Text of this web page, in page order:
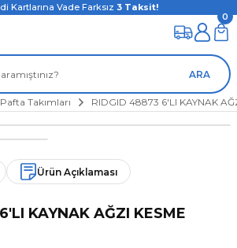
Kartlarına Vade Farksız 3 Taksit!
ARA
0
Takımları RIDGID 48873 6'LI KAYNAK
Ürün Açıklaması
KAYNAK AĞZI KESME